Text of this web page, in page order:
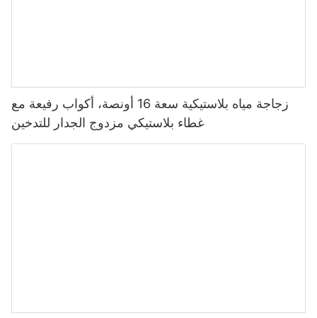
زجاجة مياه بلاستيكية سعة 16 أونصة، أكواب رفيعة مع
غطاء بلاستيكي مزدوج الجدار للتدخين